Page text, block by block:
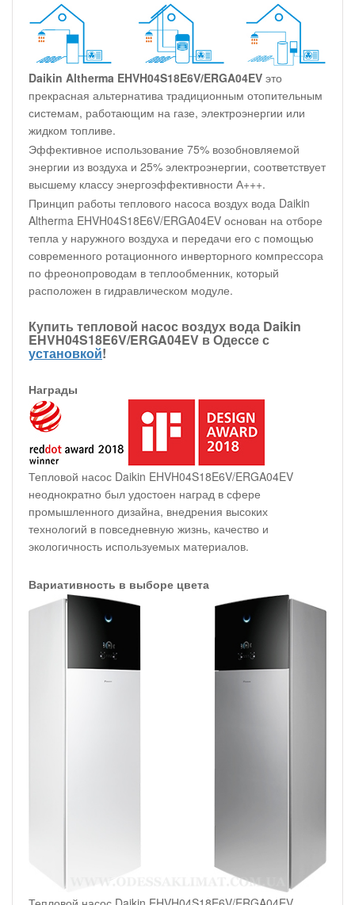
Daikin Altherma EHVH04S18E6V/ERGA04EV это
прекрасная альтернатива традиционным отопительным
системам, работающим на газе, электроэнергии или
жидком топливе.
Эффективное использование 75% возобновляемой
энергии из воздуха и 25% электроэнергии, соответствует
высшему классу энергоэффективности А+++.
Принцип работы теплового насоса воздух вода Daikin
Altherma EHVH04S18E6V/ERGA04EV основан на отборе
тепла у наружного воздуха и передачи его с помощью
современного ротационного инверторного компрессора
по фреонопроводам в теплообменник, который
расположен в гидравлическом модуле.
Купить тепловой насос воздух вода Daikin
EHVH04S18E6V/ERGA04EV в Одессе с
установкой!
Награды
Тепловой насос Daikin EHVH04S18E6V/ERGA04EV
неоднократно был удостоен наград в сфере
промышленного дизайна, внедрения высоких
технологий в повседневную жизнь, качество и
экологичность используемых материалов.
Вариативность в выборе цвета